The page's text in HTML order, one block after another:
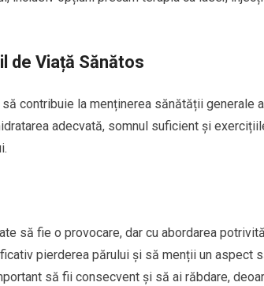
de Viață Sănătos
contribuie la menținerea sănătății generale
adecvată, somnul suficient și
să fie o provocare, dar cu abordarea
pierderea părului și să menții un aspect
să fii consecvent și să ai răbdare,